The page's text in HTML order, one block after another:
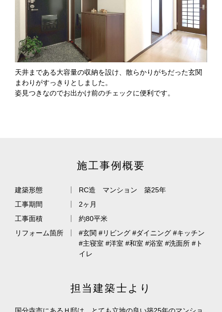
天井まである大容量の収納を設け、散らかりがちだった玄関
まわりがすっきりとしました。
姿見つきなのでお出かけ前のチェックに便利です。
施工事例概要
建築形態
RC造 マンション 築25年
工事期間
2ヶ月
工事面積
約80平米
リフォーム箇所
#玄関 #リビング #ダイニング #キッチン
#主寝室 #洋室 #和室 #浴室 #洗面所 #ト
イレ
担当建築士より